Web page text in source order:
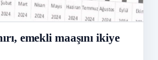
emekli maaşını ikiye